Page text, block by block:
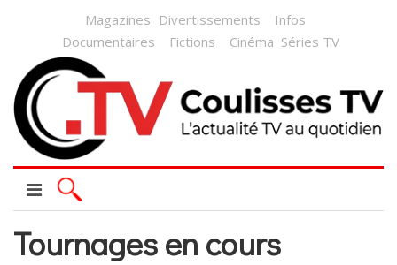
Magazines Divertissements
Infos
Documentaires
Fictions Cinéma Séries TV
Tournages en cours